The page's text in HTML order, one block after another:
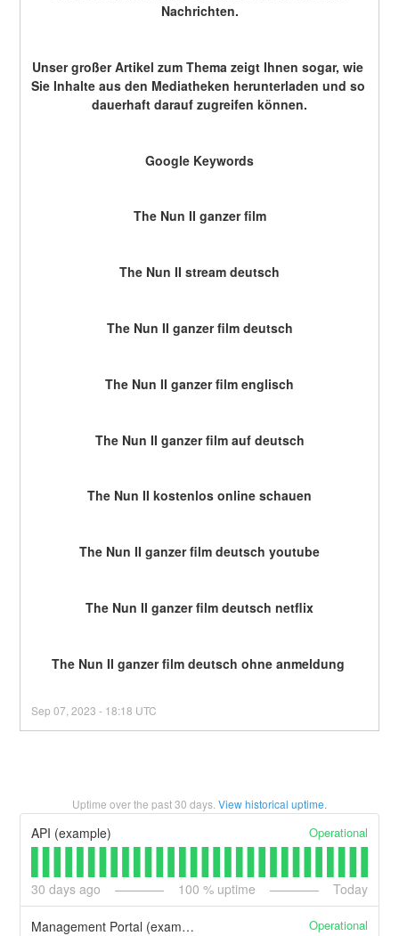
Nachrichten.
Unser großer Artikel zum Thema zeigt Ihnen sogar, wie
Sie Inhalte aus den Mediatheken herunterladen und so
dauerhaft darauf zugreifen können.
Google Keywords
The Nun II ganzer film
The Nun II stream deutsch
The Nun II ganzer film deutsch
The Nun II ganzer film englisch
The Nun II ganzer film auf deutsch
The Nun II kostenlos online schauen
The Nun II ganzer film deutsch youtube
The Nun II ganzer film deutsch netflix
The Nun II ganzer film deutsch ohne anmeldung
Sep07 ,2023 - 18:18 UTC
Uptime over the past30 days. View historical uptime.
API (example) Operational
30 days ago 100 % uptime Today
Management Portal (example) Operational